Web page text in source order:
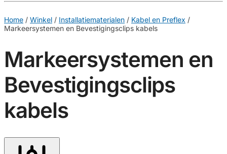
Home / Winkel / Installatiematerialen / Kabel en Preflex /
Markeersystemen en Bevestigingsclips kabels
Markeersystemen en
Bevestigingsclips
kabels